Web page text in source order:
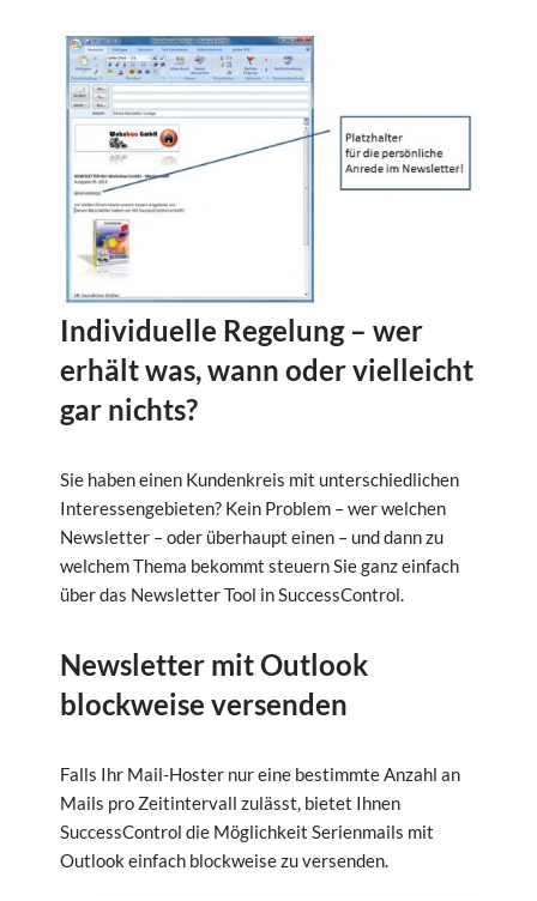
Individuelle Regelung – wer
erhält was, wann oder vielleicht
gar nichts?
Sie haben einen Kundenkreis mit unterschiedlichen
Interessengebieten? Kein Problem – wer welchen
Newsletter – oder überhaupt einen – und dann zu
welchem Thema bekommt steuern Sie ganz einfach
über das Newsletter Tool in SuccessControl.
Newsletter mit Outlook
blockweise versenden
Falls Ihr Mail-Hoster nur eine bestimmte Anzahl an
Mails pro Zeitintervall zulässt, bietet Ihnen
SuccessControl die Möglichkeit Serienmails mit
Outlook einfach blockweise zu versenden.